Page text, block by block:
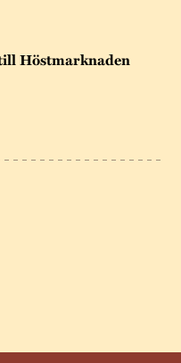
Trygghet
Projekt
Årets Gunnar
Höstmarknaden